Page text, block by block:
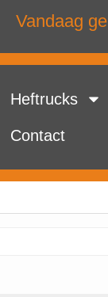
Vandaag
Heftrucks
Contact